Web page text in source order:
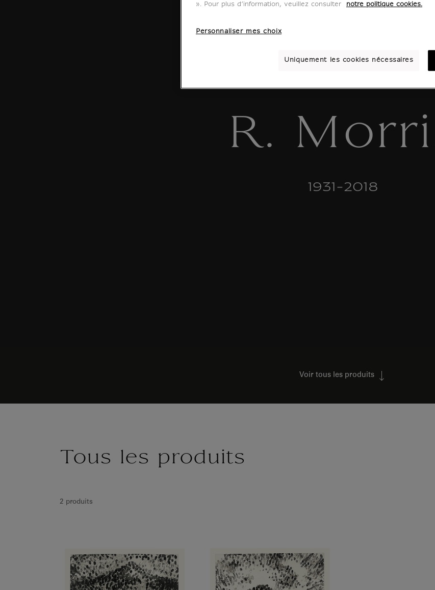
R.
1931-2018
Voir tous les produits
Tous les produits
2 produits
». Pour plus d’information, veuillez consulter
notre politique cookies.
Personnaliser mes choix
Uniquement les cookies nécessaires